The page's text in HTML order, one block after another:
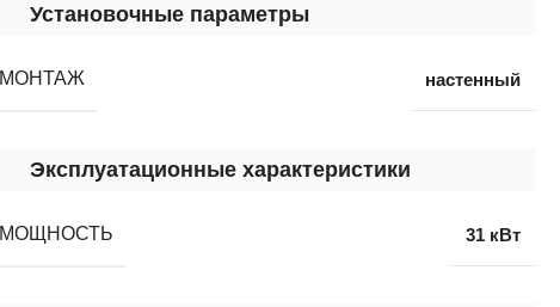
Установочные параметры
МОНТАЖ настенный
Эксплуатационные характеристики
МОЩНОСТЬ 31 кВт